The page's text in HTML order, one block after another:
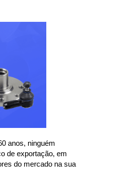
anos, ninguém
de exportação, em
do mercado na sua